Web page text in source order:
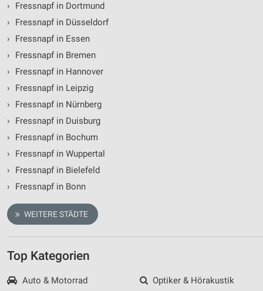
›
Fressnapf in Dortmund
›
Fressnapf in Düsseldorf
›
Fressnapf in Essen
›
Fressnapf in Bremen
›
Fressnapf in Hannover
›
Fressnapf in Leipzig
›
Fressnapf in Nürnberg
›
Fressnapf in Duisburg
›
Fressnapf in Bochum
›
Fressnapf in Wuppertal
›
Fressnapf in Bielefeld
›
Fressnapf in Bonn
WEITERE STÄDTE
Top Kategorien
Auto & Motorrad
Optiker & Hörakustik